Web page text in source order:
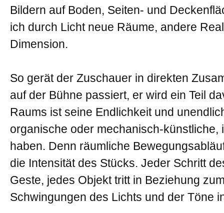
Bildern auf Boden, Seiten- und
ich durch Licht neue Räume, andere
Dimension.
So gerät der Zuschauer in direkten
auf der Bühne passiert, er wird ein Teil
Raums ist seine Endlichkeit und
organische oder mechanisch-künstliche,
haben. Denn räumliche
die Intensität des Stücks. Jeder Schritt
Geste, jedes Objekt tritt in Beziehung
Schwingungen des Lichts und der Töne